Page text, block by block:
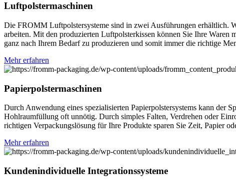
Luftpolster­maschinen
Die FROMM Luftpolstersysteme sind in zwei Ausführungen erhältlich.
arbeiten. Mit den produzierten Luftpolsterkissen können Sie Ihre Waren
ganz nach Ihrem Bedarf zu produzieren und somit immer die richtige
Mehr erfahren
Papier­polster­maschinen
Durch Anwendung eines spezialisierten Papierpolstersystems kann der
Hohlraumfüllung oft unnötig. Durch simples Falten, Verdrehen oder
richtigen Verpackungslösung für Ihre Produkte sparen Sie Zeit, Papier
Mehr erfahren
Kundenindividuelle Integrationssysteme